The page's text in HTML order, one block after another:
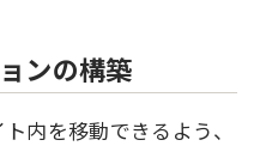
ンの構築
内を移動できるよう、